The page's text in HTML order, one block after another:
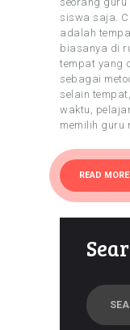
siswa saja.
adalah
biasanya di
tempat yang
sebagai
selain
waktu,
memilih guru
READ MORE
Search